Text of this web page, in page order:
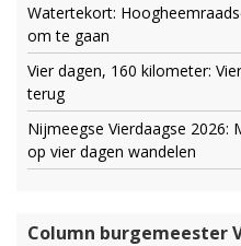
Watertekort:
om te gaan
Vier dagen, 160 kilometer:
terug
Nijmeegse Vierdaagse 2026:
op vier dagen wandelen
Column burgemeester